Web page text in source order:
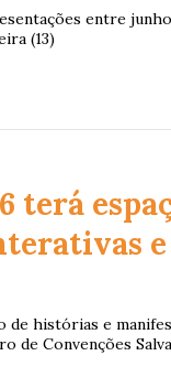
entre
(13)
terá
e
de histórias e
de Convenções